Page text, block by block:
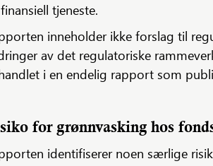
tjeneste.
inneholder ikke forslag til
av det regulatoriske
i en endelig rapport som
for grønnvasking hos
identifiserer noen særlige